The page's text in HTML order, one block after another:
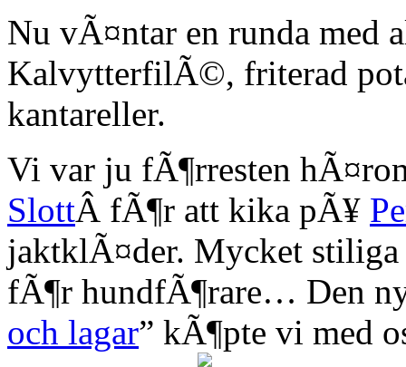
Nu vÃ¤ntar en runda med
KalvytterfilÃ©, friterad
kantareller.
Vi var ju fÃ¶rresten
SlottÂ fÃ¶r att kika pÃ¥
jaktklÃ¤der. Mycket stiliga
fÃ¶r hundfÃ¶rare… Den
och lagar” kÃ¶pte vi med